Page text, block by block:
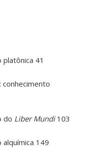
41
do Liber Mundi103
149